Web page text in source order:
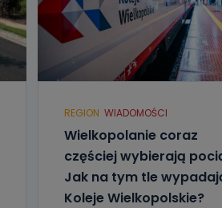
REGION WIADOMOŚCI
Wielkopolanie coraz
częściej wybierają
Jak na tym tle
Koleje Wielkopolskie?